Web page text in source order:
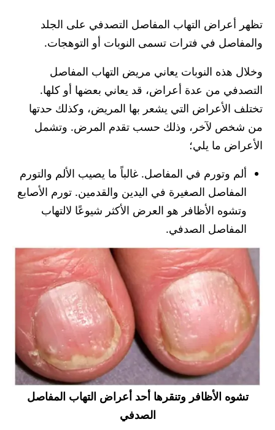
تظهر أعراض التهاب المفاصل التصدفي على الجلد
والمفاصل في فترات تسمى النوبات أو التوهجات.
وخلال هذه النوبات يعاني مريض التهاب المفاصل
التصدفي من عدة أعراض، قد يعاني بعضها أو كلها.
تختلف الأعراض التي يشعر بها المريض، وكذلك حدتها
من شخص لآخر، وذلك حسب تقدم المرض. وتشمل
الأعراض ما يلي؛
ألم وتورم في المفاصل. غالباً ما يصيب الألم والتورم
المفاصل الصغيرة في اليدين والقدمين. تورم الأصابع
وتشوه الأظافر هو العرض الأكثر شيوعًا لالتهاب
المفاصل الصدفي.
تشوه الأظافر وتنقرها أحد أعراض التهاب المفاصل
الصدفي